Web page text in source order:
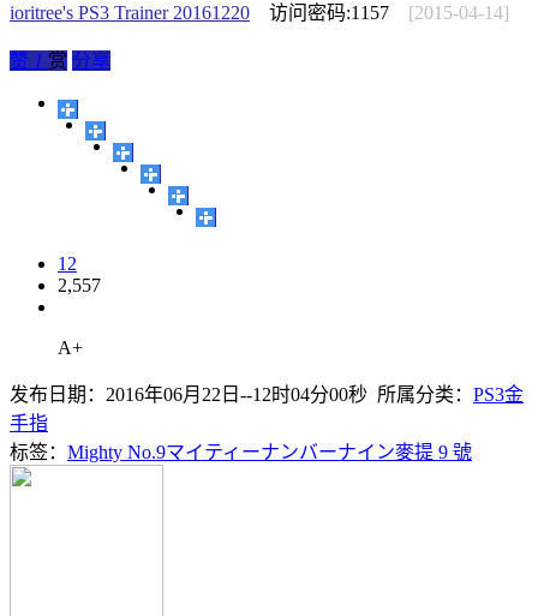
ioritree's PS3 Trainer 20161220 访问密码:1157 [2015-04-14]
赞 1 赏 分享
12
2,557
A+
发布日期：2016年06月22日--12时04分00秒 所属分类： PS3金
手指
标签： Mighty No.9マイティーナンバーナイン麥提 9 號